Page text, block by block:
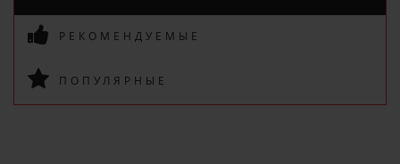
ПОДПИСАТЬСЯ
РЕКОМЕНДУЕМЫЕ
ПОПУЛЯРНЫЕ